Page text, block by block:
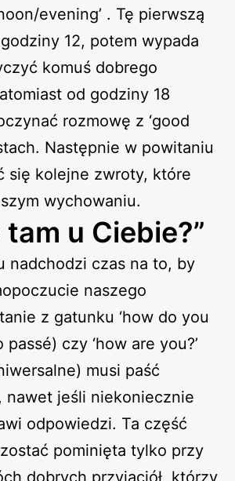
evening’ . Tę pierwszą
12, potem wypada
komuś dobrego
od godziny 18
rozmowę z ‘good
Następnie w powitaniu
się kolejne zwroty, które
wychowaniu.
tam u Ciebie?”
nadchodzi czas na to, by
naszego
z gatunku ‘how do you
passé) czy ‘how are you?’
musi paść
nawet jeśli niekoniecznie
odpowiedzi. Ta część
pominięta tylko przy
dobrych przyjaciół, którzy